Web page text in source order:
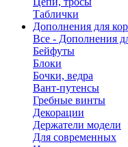
Таблички
Дополнения для
Все - Дополнения
Бейфуты
Блоки
Бочки, ведра
Вант-путенсы
Гребные винты
Декорации
Держатели модели
Для современных